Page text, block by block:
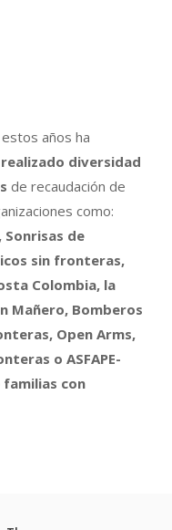
años ha
diversidad
de recaudación de
como:
Sonrisas de
sin fronteras,
Colombia, la
Mañero, Bomberos
Open Arms,
o ASFAPE-
familias con